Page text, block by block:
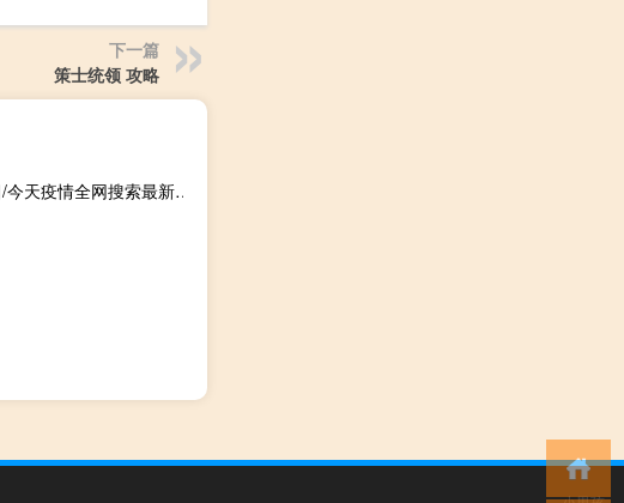
下一篇
策士统领 攻略
2023年09月19日安徽省亳州市疫情大数据-今日/今天疫情全网搜索最新实时消息动态情况通知播报